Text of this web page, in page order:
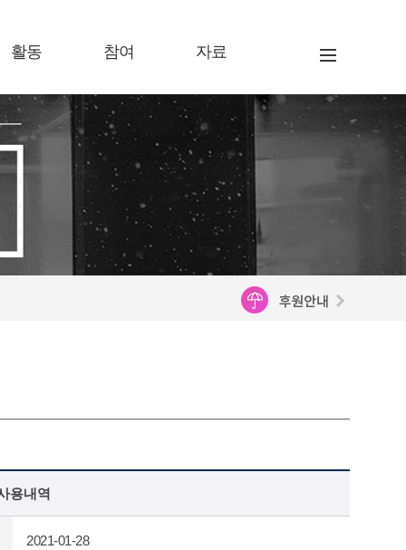
활동 참여 자료
용내역
2021-01-28